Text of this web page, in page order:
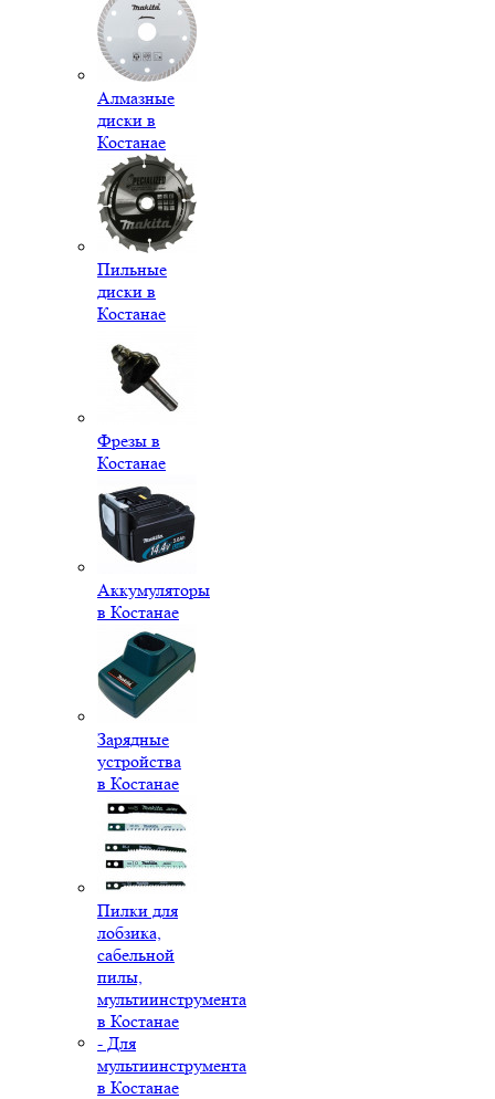
Алмазные
диски в
Костанае
Пильные
диски в
Костанае
Фрезы в
Костанае
Аккумуляторы
в Костанае
Зарядные
устройства
в Костанае
Пилки для
лобзика,
сабельной
пилы,
мультиинструмента
в Костанае
- Для
мультиинструмента
в Костанае